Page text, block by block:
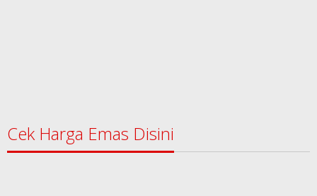
Cek Harga Emas Disini